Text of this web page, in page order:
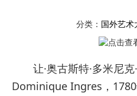
分类： 国外艺术
让·奥古斯特·多米尼克
Dominique Ingres，